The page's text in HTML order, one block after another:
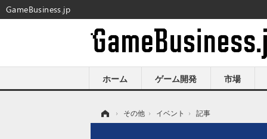
ホーム ゲーム開発 市場
› その他 › イベント › 記事
GameBusiness.jp